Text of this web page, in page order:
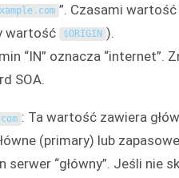
. com ”. Czasami
wartość
$ORIGIN ).
“IN” oznacza “internet”.
SOA.
com : Ta wartość zawiera
(primary) lub
serwer “główny”. Jeśli nie